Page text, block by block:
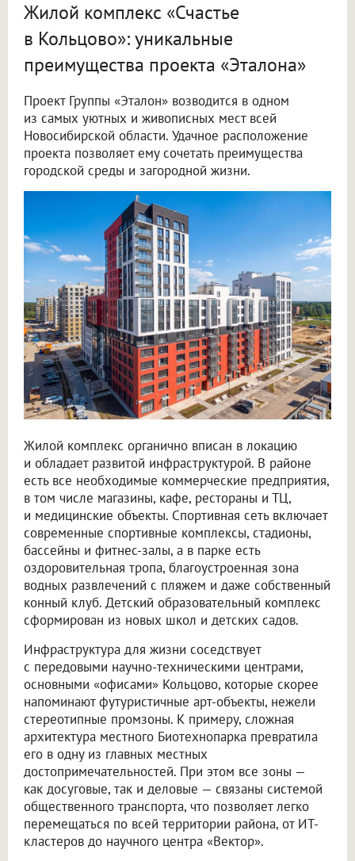
Жилой комплекс «Счастье
в Кольцово»: уникальные
преимущества проекта «Эталона»
Проект Группы «Эталон» возводится в одном
из самых уютных и живописных мест всей
Новосибирской области. Удачное расположение
проекта позволяет ему сочетать преимущества
городской среды и загородной жизни.
Жилой комплекс органично вписан в локацию
и обладает развитой инфраструктурой. В районе
есть все необходимые коммерческие предприятия,
в том числе магазины, кафе, рестораны и ТЦ,
и медицинские объекты. Спортивная сеть включает
современные спортивные комплексы, стадионы,
бассейны и фитнес-залы, а в парке есть
оздоровительная тропа, благоустроенная зона
водных развлечений с пляжем и даже собственный
конный клуб. Детский образовательный комплекс
сформирован из новых школ и детских садов.
Инфраструктура для жизни соседствует
с передовыми научно-техническими центрами,
основными «офисами» Кольцово, которые скорее
напоминают футуристичные арт-объекты, нежели
стереотипные промзоны. К примеру, сложная
архитектура местного Биотехнопарка превратила
его в одну из главных местных
достопримечательностей. При этом все зоны —
как досуговые, так и деловые — связаны системой
общественного транспорта, что позволяет легко
перемещаться по всей территории района, от ИТ-
кластеров до научного центра «Вектор».